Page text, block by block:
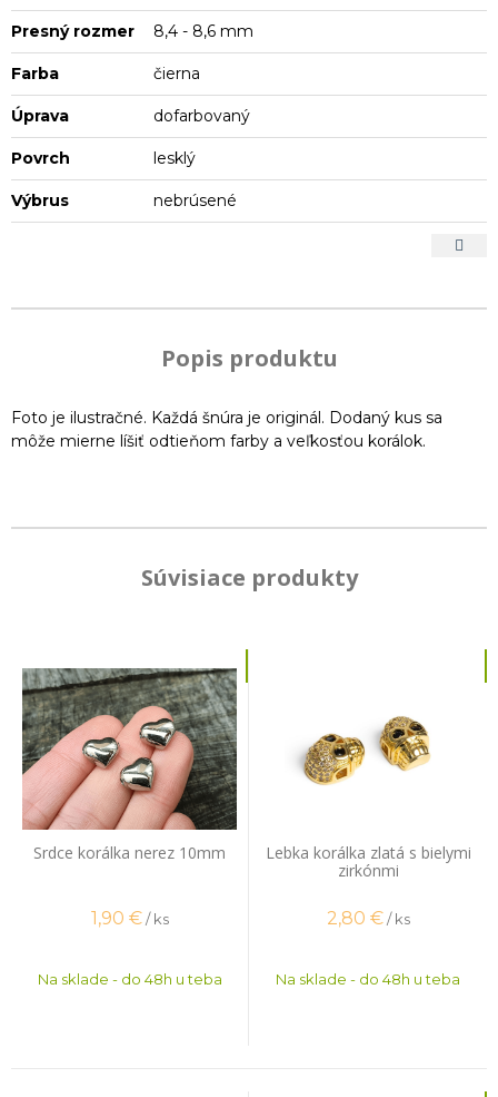
Presný rozmer 8,4 - 8,6 mm
Farba čierna
Úprava dofarbovaný
Povrch lesklý
Výbrus nebrúsené
Popis produktu
Foto je ilustračné. Každá šnúra je originál. Dodaný kus sa
môže mierne líšiť odtieňom farby a veľkosťou korálok.
Súvisiace produkty
Srdce korálka nerez 10mm
1,90 € / ks
Na sklade - do 48h u teba
Lebka korálka zlatá s bielymi
zirkónmi
2,80 € / ks
Na sklade - do 48h u teba